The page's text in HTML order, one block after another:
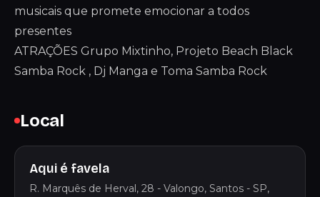
musicais que promete emocionar a todos
presentes
ATRAÇÕES Grupo Mixtinho, Projeto Beach Black
Samba Rock , Dj Manga e Toma Samba Rock
Local
Aqui é favela
R. Marquês de Herval, 28 - Valongo, Santos - SP,